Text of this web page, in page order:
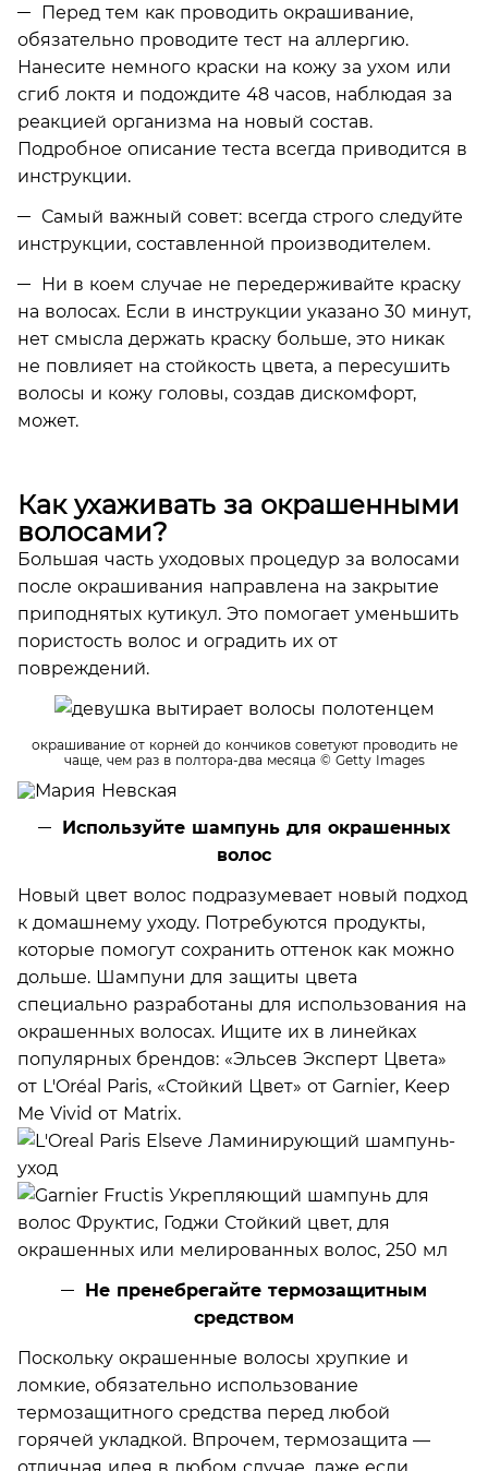
Перед тем как проводить окрашивание,
обязательно проводите тест на аллергию.
Нанесите немного краски на кожу за ухом или
сгиб локтя и подождите 48 часов, наблюдая за
реакцией организма на новый состав.
Подробное описание теста всегда приводится в
инструкции.
Самый важный совет: всегда строго следуйте
инструкции, составленной производителем.
Ни в коем случае не передерживайте краску
на волосах. Если в инструкции указано 30 минут,
нет смысла держать краску больше, это никак
не повлияет на стойкость цвета, а пересушить
волосы и кожу головы, создав дискомфорт,
может.
Как ухаживать за окрашенными
волосами?
Большая часть уходовых процедур за волосами
после окрашивания направлена на закрытие
приподнятых кутикул. Это помогает уменьшить
пористость волос и оградить их от
повреждений.
окрашивание от корней до кончиков советуют проводить не
чаще, чем раз в полтора-два месяца © Getty Images
Используйте шампунь для окрашенных
волос
Новый цвет волос подразумевает новый подход
к домашнему уходу. Потребуются продукты,
которые помогут сохранить оттенок как можно
дольше. Шампуни для защиты цвета
специально разработаны для использования на
окрашенных волосах. Ищите их в линейках
популярных брендов: «Эльсев Эксперт Цвета»
от L'Oréal Paris, «Стойкий Цвет» от Garnier, Keep
Me Vivid от Matrix.
Не пренебрегайте термозащитным
средством
Поскольку окрашенные волосы хрупкие и
ломкие, обязательно использование
термозащитного средства перед любой
горячей укладкой. Впрочем, термозащита —
отличная идея в любом случае, даже если